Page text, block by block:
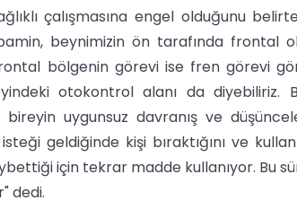
çalışmasına engel olduğunu
beynimizin ön tarafında frontal
bölgenin görevi ise fren görevi
otokontrol alanı da diyebiliriz.
uygunsuz davranış ve
geldiğinde kişi bıraktığını ve
için tekrar madde kullanıyor. Bu
dedi.